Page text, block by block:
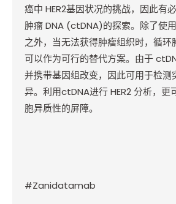
癌中 HER2基因状况的挑战，因此有
肿瘤DNA (ctDNA)的探索。除了使
之外，当无法获得肿瘤组织时，循环
可以作为可行的替代方案。由于
并携带基因组改变，因此可用于检测
异。利用ctDNA进行HER2 分析，更
胞异质性的屏障。
#Zanidatamab